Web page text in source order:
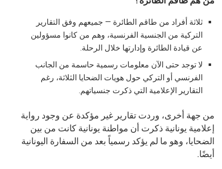
ثلاثة أفراد من طاقم الطائرة — جميعهم وفق التقارير
التركية من الجنسية الفرنسية، وهم من كانوا مسؤولين
عن قيادة الطائرة وإدارتها خلال الرحلة.
لا توجد حتى الآن معلومات رسمية حاسمة من الجانب
الفرنسي أو التركي حول هويات الضحايا الثلاثة، رغم
التقارير الإعلامية التي ذكرت جنسياتهم.
من جهة أخرى، وردت تقارير غير مؤكدة عن وجود رواية
إعلامية يونانية ذكرت أن مواطنة يونانية كانت من بين
الضحايا، وهو ما لم يؤكد رسمياً بعد من السفارة اليونانية
أيضًا.